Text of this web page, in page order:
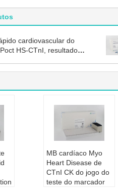
cardiovascular do
HS-CTnI, resultado
MB cardíaco Myo
Heart Disease de
CTnI CK do jogo do
teste do marcador